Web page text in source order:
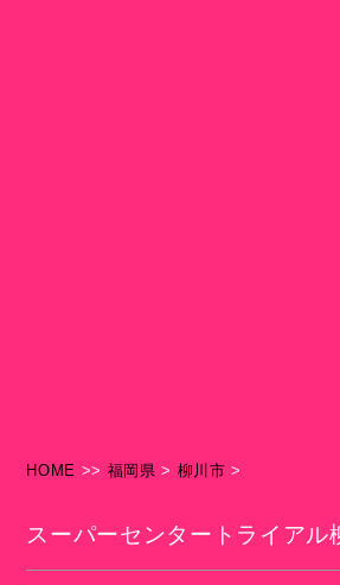
HOME >> 福岡県 > 柳川市 >
スーパーセンタートライアル